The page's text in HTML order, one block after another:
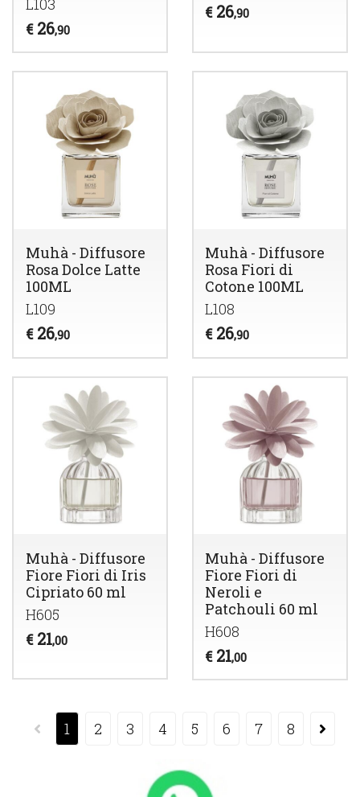
L103
€ 26,90
€ 26,90
Muhà - Diffusore
Rosa Dolce Latte
100ML
L109
€ 26,90
Muhà - Diffusore
Rosa Fiori di
Cotone 100ML
L108
€ 26,90
Muhà - Diffusore
Fiore Fiori di Iris
Cipriato 60 ml
H605
€ 21,00
Muhà - Diffusore
Fiore Fiori di
Neroli e
Patchouli 60 ml
H608
€ 21,00
1 2 3 4 5 6 7 8